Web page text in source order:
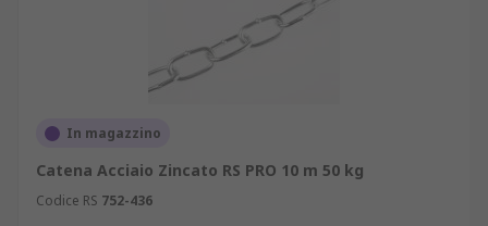
In magazzino
Catena Acciaio Zincato RS PRO 10 m 50 kg
Codice RS 752-436